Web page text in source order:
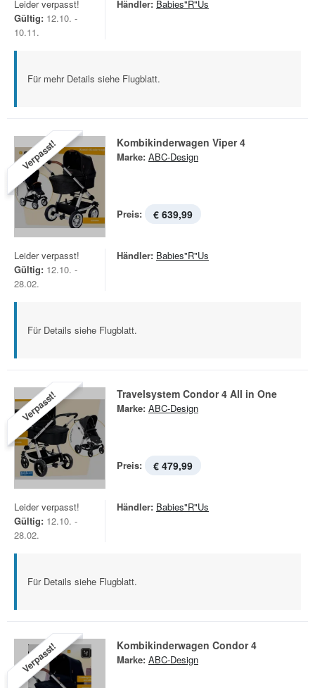
Leider verpasst!
Gültig: 12.10. -
10.11.
Händler: Babies"R"Us
Für mehr Details siehe Flugblatt.
Verpasst! Kombikinderwagen Viper 4
Marke: ABC-Design
Preis: € 639,99
Leider verpasst!
Gültig: 12.10. -
28.02.
Händler: Babies"R"Us
Für Details siehe Flugblatt.
Verpasst! Travelsystem Condor 4 All in One
Marke: ABC-Design
Preis: € 479,99
Leider verpasst!
Gültig: 12.10. -
28.02.
Händler: Babies"R"Us
Für Details siehe Flugblatt.
Verpasst! Kombikinderwagen Condor 4
Marke: ABC-Design